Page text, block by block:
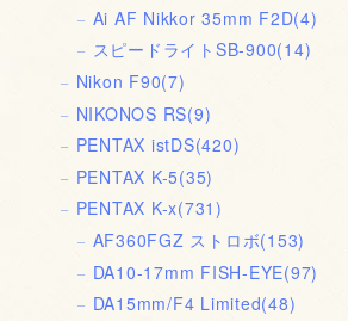
Ai AF Nikkor 35mm F2D(4)
スピードライトSB-900(14)
Nikon F90(7)
NIKONOS RS(9)
PENTAX istDS(420)
PENTAX K-5(35)
PENTAX K-x(731)
AF360FGZ ストロボ(153)
DA10-17mm FISH-EYE(97)
DA15mm/F4 Limited(48)